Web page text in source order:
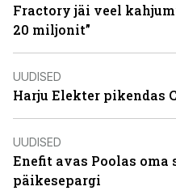
Fractory jäi veel
20 miljonit”
UUDISED
Harju Elekter pikendas
UUDISED
Enefit avas Poolas oma
päikesepargi